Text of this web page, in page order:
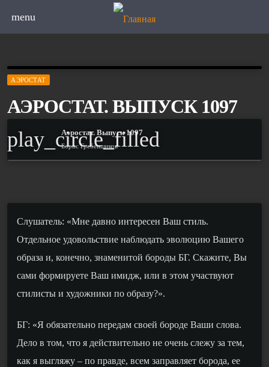
menu
АЭРОСТАТ
АЭРОСТАТ. ВЫПУСК 1097
play_circle_filled
Аэростат. Выпуск 1097
Борис Гребенщиков
Слушатель: «Мне давно интересен Ваш стиль.
Отдельное удовольствие наблюдать эволюцию Вашего
образа и, конечно, знаменитой бороды БГ. Скажите, Вы
сами формируете Ваш имидж, или в этом участвуют
стилисты и художники по образу?».
БГ: «Я обязательно передам своей бороде Ваши слова.
Дело в том, что я действительно не очень слежу за тем,
как я выгляжу – по правде, всем заправляет борода, ее